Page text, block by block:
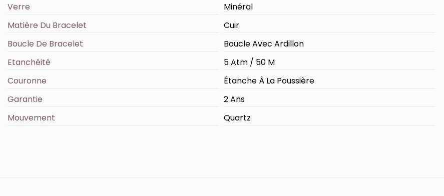
Verre
Minéral
Matière Du Bracelet
Cuir
Boucle De Bracelet
Boucle Avec Ardillon
Etanchéité
5 Atm / 50 M
Couronne
Étanche À La Poussière
Garantie
2 Ans
Mouvement
Quartz